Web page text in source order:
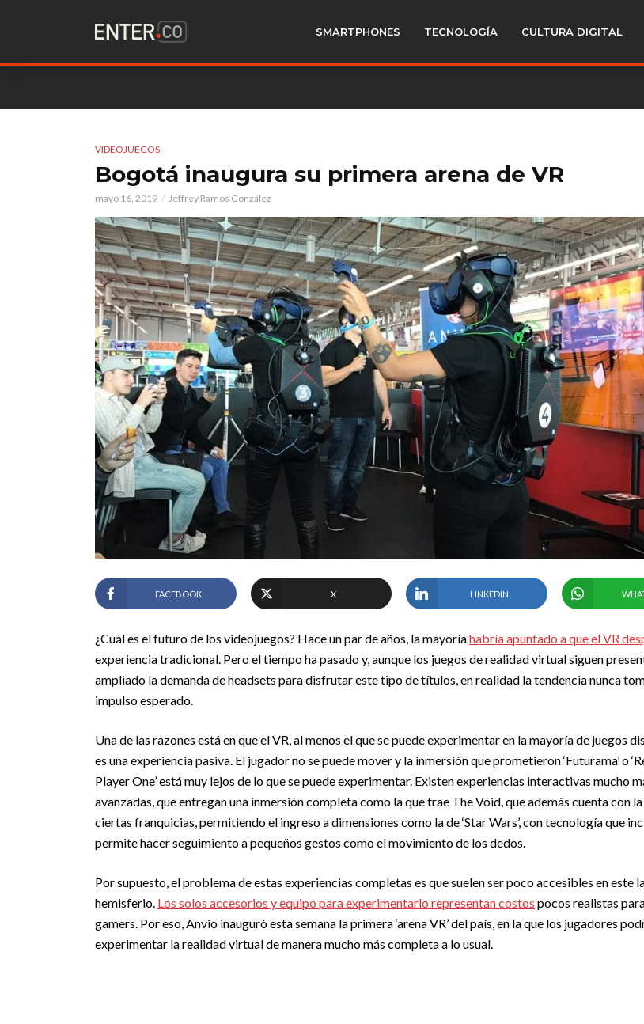
SMARTPHONES TECNOLOGÍA CULTURA DIGITAL
VIDEOJUEGOS
Bogotá inaugura su primera arena de VR
mayo 16, 2019 Jeffrey Ramos González
FACEBOOK X LINKEDIN
¿Cuál es el futuro de los videojuegos? Hace un par de años, la mayoríahabría apuntado a que el VR
experiencia tradicional. Pero el tiempo ha pasado y, aunque los juegos de realidad virtual siguen
ampliado la demanda de headsets para disfrutar este tipo de títulos, en realidad la tendencia nunca
impulso esperado.
Una de las razones está en que el VR, al menos el que se puede experimentar en la mayoría de juegos
es una experiencia pasiva. El jugador no se puede mover y la inmersión que prometieron ‘Futurama’ o
Player One’ está muy lejos de lo que se puede experimentar. Existen experiencias interactivas mucho
avanzadas, que entregan una inmersión completa como la que trae The Void, que además cuenta con
ciertas franquicias, permitiendo el ingreso a dimensiones como la de ‘Star Wars’, con tecnología que
permite hacer seguimiento a pequeños gestos como el movimiento de los dedos.
Por supuesto, el problema de estas experiencias completas es que suelen ser poco accesibles en este
hemisferio. Los solos accesorios y equipo para experimentarlo representan costos pocos realistas
gamers. Por eso, Anvio inauguró esta semana la primera ‘arena VR’ del país, en la que los jugadores
experimentar la realidad virtual de manera mucho más completa a lo usual.